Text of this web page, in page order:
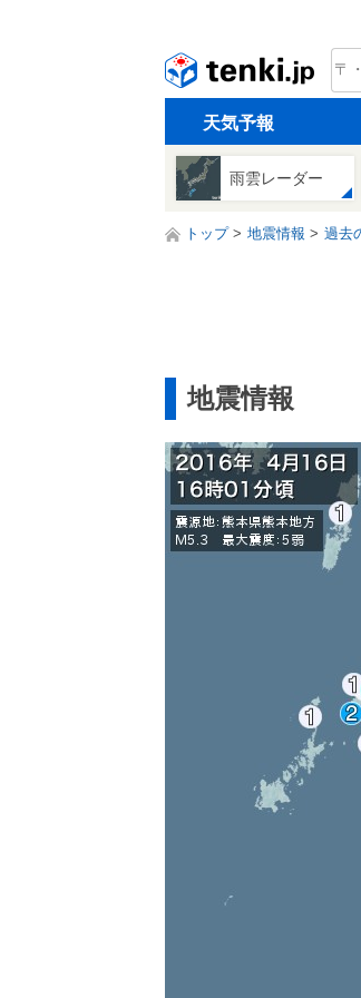
天気予報
雨雲レーダー
トップ 地震情報 過去
地震情報